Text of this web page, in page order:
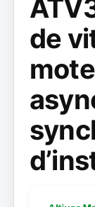
de